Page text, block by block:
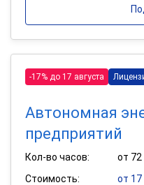
-17% до 17 августа
Автономная
предприятий
Кол-во часов:
от 72
Стоимость:
от 17